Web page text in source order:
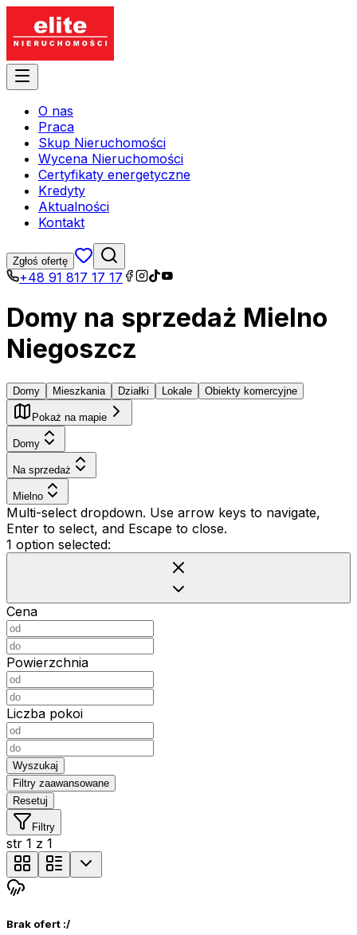
O nas
Praca
Skup Nieruchomości
Wycena Nieruchomości
Certyfikaty energetyczne
Kredyty
Aktualności
Kontakt
Zgłoś ofertę
+48 91 817 17 17
Domy na sprzedaż Mielno
Niegoszcz
Domy Mieszkania Działki Lokale Obiekty komercyjne
Pokaż na mapie
Domy
Na sprzedaż
Mielno
Multi-select dropdown. Use arrow keys to navigate,
Enter to select, and Escape to close.
1 option selected:
Cena
Powierzchnia
Liczba pokoi
Wyszukaj
Filtry zaawansowane
Resetuj
Filtry
str 1 z 1
Brak ofert :/